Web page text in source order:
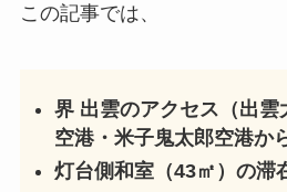
この記事では、
界 出雲のアクセス（出雲
空港・米子鬼太郎空港か
灯台側和室（43㎡）の滞